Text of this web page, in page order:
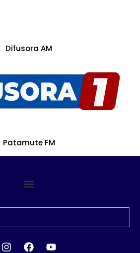
Difusora AM
Patamute FM